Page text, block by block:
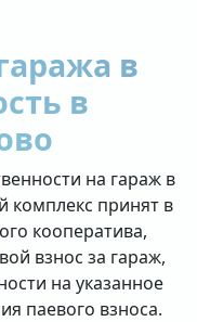
в
в
на гараж в
комплекс принят в
кооператива,
взнос за гараж,
на указанное
паевого взноса.